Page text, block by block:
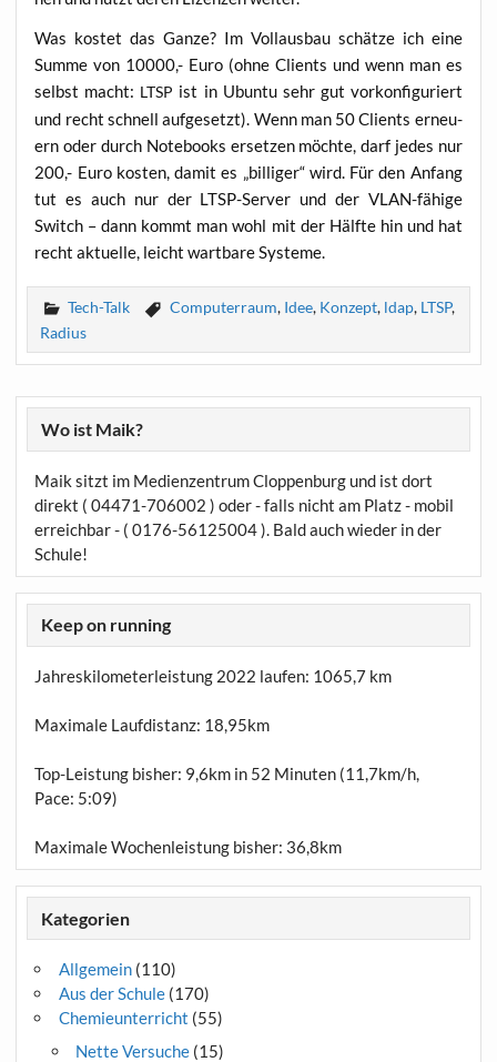
Was kos­tet das Gan­ze? Im Voll­aus­bau schät­ze ich eine
Sum­me von 10000,- Euro (ohne Cli­ents und wenn man es
selbst macht: LTSP ist in Ubun­tu sehr gut vor­kon­fi­gu­riert
und recht schnell auf­ge­setzt). Wenn man 50 Cli­ents erneu­
ern oder durch Note­books erset­zen möch­te, darf jedes nur
200,- Euro kos­ten, damit es „bil­li­ger“ wird. Für den Anfang
tut es auch nur der LTSP-Ser­ver und der VLAN-fähi­ge
Switch – dann kommt man wohl mit der Hälf­te hin und hat
recht aktu­el­le, leicht wart­ba­re Systeme.
Tech-Talk Computerraum, Idee, Konzept, ldap, LTSP,
Radius
Wo ist Maik?
Maik sitzt im Medienzentrum Cloppenburg und ist dort
direkt ( 04471-706002 ) oder - falls nicht am Platz - mobil
erreichbar - ( 0176-56125004 ). Bald auch wieder in der
Schule!
Keep on running
Jahreskilometerleistung 2022 laufen: 1065,7 km
Maximale Laufdistanz: 18,95km
Top-Leistung bisher: 9,6km in 52 Minuten (11,7km/h,
Pace: 5:09)
Maximale Wochenleistung bisher: 36,8km
Kategorien
Allgemein(110)
Aus der Schule(170)
Chemieunterricht (55)
Nette Versuche(15)